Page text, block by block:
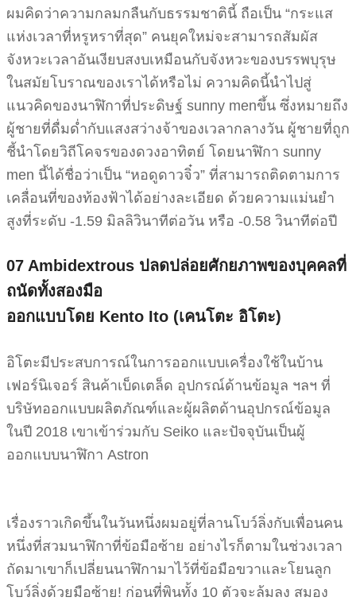
ผมคิดว่าความกลมกลืนกับธรรมชาตินี้ ถือเป็น “กระแส
แห่งเวลาที่หรูหราที่สุด” คนยุคใหม่จะสามารถสัมผัส
จังหวะเวลาอันเงียบสงบเหมือนกับจังหวะของบรรพบุรุษ
ในสมัยโบราณของเราได้หรือไม่ ความคิดนี้นำไปสู่
แนวคิดของนาฬิกาที่ประดิษฐ์ sunny menขึ้น ซึ่งหมายถึง
ผู้ชายที่ดื่มด่ำกับแสงสว่างจ้าของเวลากลางวัน ผู้ชายที่ถูก
ชี้นำโดยวิถีโคจรของดวงอาทิตย์ โดยนาฬิกา sunny
men นี้ได้ชื่อว่าเป็น “หอดูดาวจิ๋ว” ที่สามารถติดตามการ
เคลื่อนที่ของท้องฟ้าได้อย่างละเอียด ด้วยความแม่นยำ
สูงที่ระดับ -1.59 มิลลิวินาทีต่อวัน หรือ -0.58 วินาทีต่อปี
07 Ambidextrous ปลดปล่อยศักยภาพของบุคคลที่
ถนัดทั้งสองมือ
ออกแบบโดย Kento Ito (เคนโตะ อิโตะ)
อิโตะมีประสบการณ์ในการออกแบบเครื่องใช้ในบ้าน
เฟอร์นิเจอร์ สินค้าเบ็ดเตล็ด อุปกรณ์ด้านข้อมูล ฯลฯ ที่
บริษัทออกแบบผลิตภัณฑ์และผู้ผลิตด้านอุปกรณ์ข้อมูล
ในปี 2018 เขาเข้าร่วมกับ Seiko และปัจจุบันเป็นผู้
ออกแบบนาฬิกา Astron
เรื่องราวเกิดขึ้นในวันหนึ่งผมอยู่ที่ลานโบว์ลิ่งกับเพื่อนคน
หนึ่งที่สวมนาฬิกาที่ข้อมือซ้าย อย่างไรก็ตามในช่วงเวลา
ถัดมาเขาก็เปลี่ยนนาฬิกามาไว้ที่ข้อมือขวาและโยนลูก
โบว์ลิ่งด้วยมือซ้าย! ก่อนที่พินทั้ง 10 ตัวจะล้มลง สมอง